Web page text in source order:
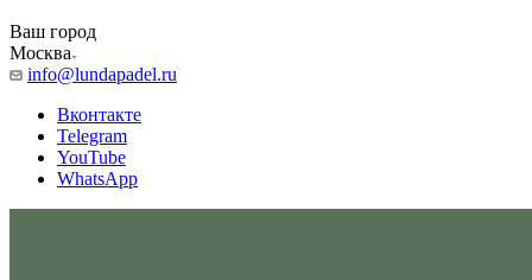
Ваш город
Москва
info@lundapadel.ru
Вконтакте
Telegram
YouTube
WhatsApp